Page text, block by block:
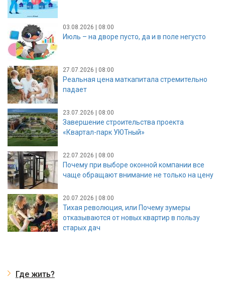
03.08.2026 | 08:00
Июль – на дворе пусто, да и в поле негусто
27.07.2026 | 08:00
Реальная цена маткапитала стремительно
падает
23.07.2026 | 08:00
Завершение строительства проекта
«Квартал-парк УЮТный»
22.07.2026 | 08:00
Почему при выборе оконной компании все
чаще обращают внимание не только на цену
20.07.2026 | 08:00
Тихая революция, или Почему зумеры
отказываются от новых квартир в пользу
старых дач
Где жить?